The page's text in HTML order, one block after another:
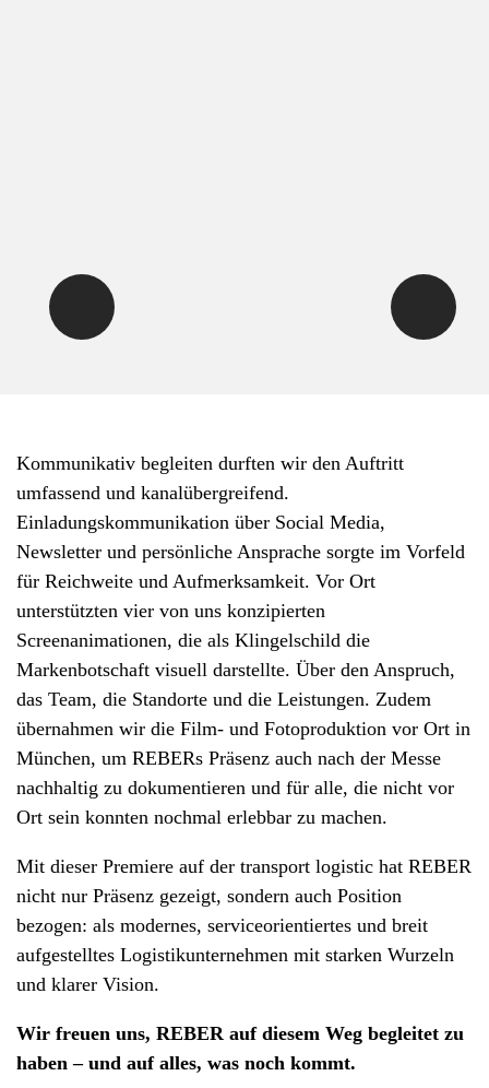
Kommunikativ begleiten durften wir den Auftritt
umfassend und kanalübergreifend.
Einladungskommunikation über Social Media,
Newsletter und persönliche Ansprache sorgte im Vorfeld
für Reichweite und Aufmerksamkeit. Vor Ort
unterstützten vier von uns konzipierten
Screenanimationen, die als Klingelschild die
Markenbotschaft visuell darstellte. Über den Anspruch,
das Team, die Standorte und die Leistungen. Zudem
übernahmen wir die Film- und Fotoproduktion vor Ort in
München, um REBERs Präsenz auch nach der Messe
nachhaltig zu dokumentieren und für alle, die nicht vor
Ort sein konnten nochmal erlebbar zu machen.
Mit dieser Premiere auf der transport logistic hat REBER
nicht nur Präsenz gezeigt, sondern auch Position
bezogen: als modernes, serviceorientiertes und breit
aufgestelltes Logistikunternehmen mit starken Wurzeln
und klarer Vision.
Wir freuen uns, REBER auf diesem Weg begleitet zu
haben – und auf alles, was noch kommt.